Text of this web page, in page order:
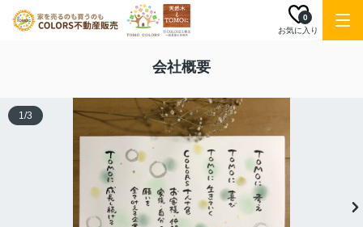
お気に入り
0
会社概要
1/3